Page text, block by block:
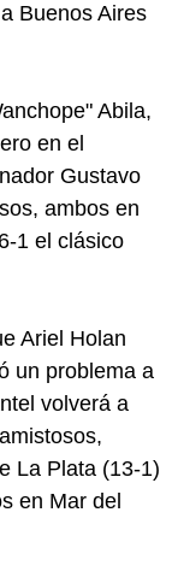
Buenos Aires
Abila,
en el
Gustavo
ambos en
1 el clásico
Ariel Holan
un problema a
volverá a
La Plata (13-1)
en Mar del